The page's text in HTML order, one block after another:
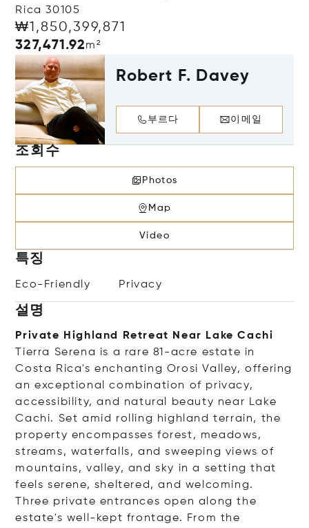
Rica 30105
₩1,850,399,871
327,471.92m²
Robert F. Davey
부르다 이메일
조회수
Photos
Map
Video
특징
Eco-Friendly Privacy
설명
Private Highland Retreat Near Lake Cachi
Tierra Serena is a rare 81-acre estate in
Costa Rica's enchanting Orosi Valley, offering
an exceptional combination of privacy,
accessibility, and natural beauty near Lake
Cachi. Set amid rolling highland terrain, the
property encompasses forest, meadows,
streams, waterfalls, and sweeping views of
mountains, valley, and sky in a setting that
feels serene, sheltered, and welcoming.
Three private entrances open along the
estate's well-kept frontage. From the